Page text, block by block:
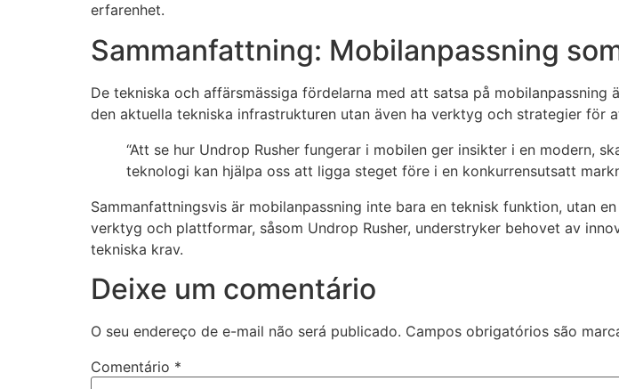
erfarenhet.
Sammanfattning: Mobilanpassning
De tekniska och affärsmässiga fördelarna med att satsa på
den aktuella tekniska infrastrukturen utan även ha verktyg och strategier
“Att se hur Undrop Rusher fungerar i mobilen ger insikter i en modern,
teknologi kan hjälpa oss att ligga steget före i en konkurrensutsatt
Sammanfattningsvis är mobilanpassning inte bara en teknisk funktion, utan
verktyg och plattformar, såsom Undrop Rusher, understryker behovet av
tekniska krav.
Deixe um comentário
O seu endereço de e-mail não será publicado. Campos obrigatórios são
Comentário *